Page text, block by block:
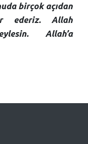
birçok açıdan
ederiz. Allah
Allah’a